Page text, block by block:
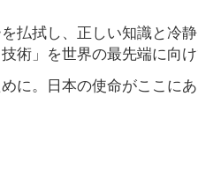
払拭し、正しい知識と冷
術」を世界の最先端に向
に。日本の使命がここにあ